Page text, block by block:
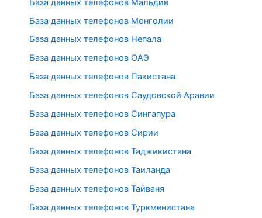
База данных телефонов Монголии
База данных телефонов Непала
База данных телефонов ОАЭ
База данных телефонов Пакистана
База данных телефонов Саудовской Аравии
База данных телефонов Сингапура
База данных телефонов Сирии
База данных телефонов Таджикистана
База данных телефонов Таиланда
База данных телефонов Тайваня
База данных телефонов Туркменистана